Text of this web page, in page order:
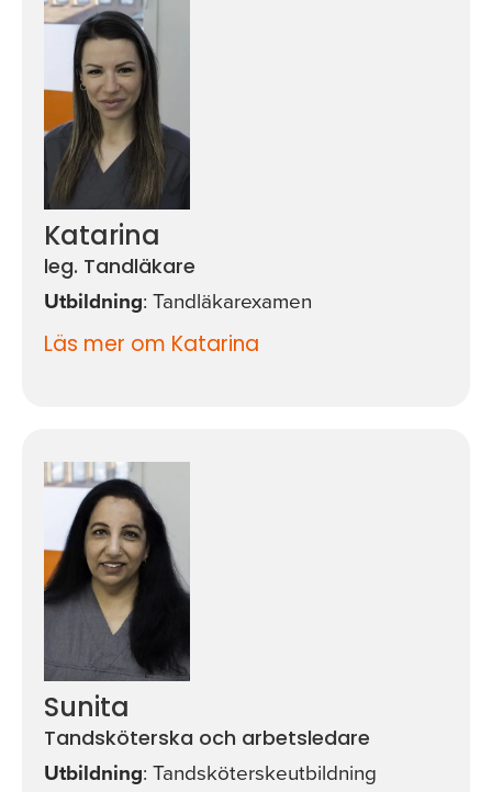
Katarina
leg. Tandläkare
Utbildning: Tandläkarexamen
Läs mer om Katarina
Sunita
Tandsköterska och arbetsledare
Utbildning: Tandsköterskeutbildning